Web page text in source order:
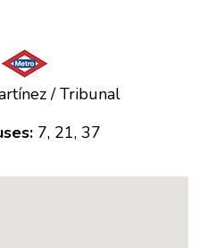
/ Tribunal
7, 21, 37